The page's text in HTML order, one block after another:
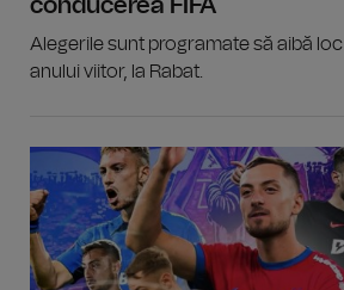
conducerea FIFA
Alegerile sunt programate să aibă
anului viitor, la Rabat.